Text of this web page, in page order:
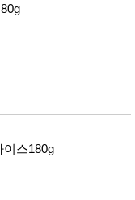
이스180g